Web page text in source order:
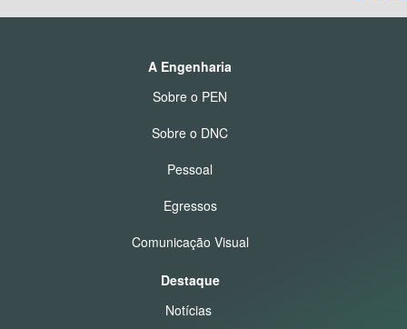
A Engenharia
Sobre o PEN
Sobre o DNC
Pessoal
Egressos
Comunicação Visual
Destaque
Notícias